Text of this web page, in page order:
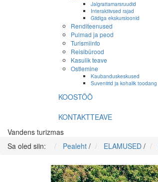
Jalgrattamarsruudid
Interaktiivsed rajad
Giidiga ekskursioonid
Renditeenused
Pulmad ja peod
Turismiinfo
Reisibürood
Kasulik teave
Ostlemine
Kaubanduskeskused
Suveniirid ja kohalik toodang
KOOSTÖÖ
KONTAKTTEAVE
Vandens turizmas
Sa oled siin:
Pealeht / ELAMUSED /